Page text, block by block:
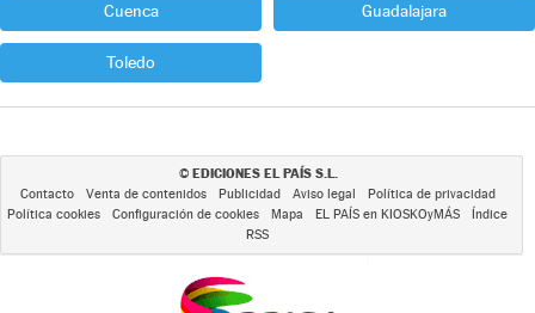
Cuenca Guadalajara
Toledo
© EDICIONES EL PAÍS S.L.
Contacto Venta de contenidos Publicidad Aviso legal
Política de privacidad
Política cookies
Configuración de cookies Mapa EL PAÍS en KIOSKOyMÁS
Índice
RSS